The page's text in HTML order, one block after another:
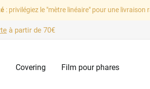
: privilégiez le "mètre linéaire" pour une livraison
à partir de 70€
Covering Film pour phares